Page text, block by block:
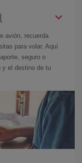
avión, recuerda
para volar. Aquí
seguro o
y el destino de tu